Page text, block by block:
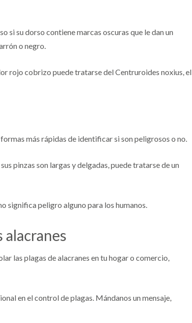
si su dorso contiene marcas oscuras que le dan un
o negro.
rojo cobrizo puede tratarse del Centruroides noxius, el
más rápidas de identificar si son peligrosos o no.
pinzas son largas y delgadas, puede tratarse de un
significa peligro alguno para los humanos.
alacranes
las plagas de alacranes en tu hogar o comercio,
en el control de plagas. Mándanos un mensaje,